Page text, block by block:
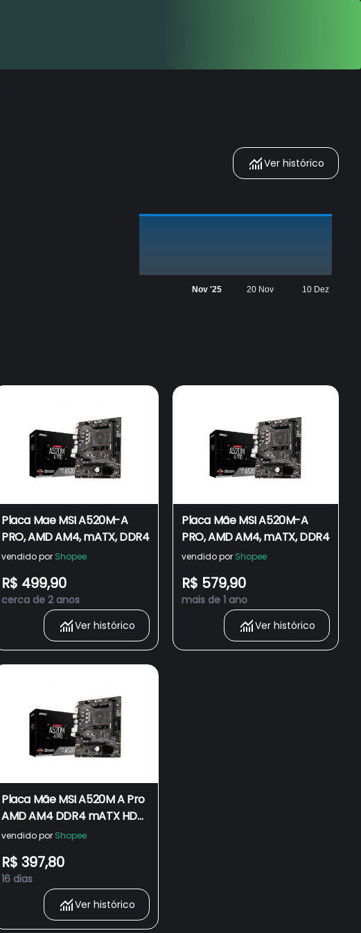
Ver histórico
Nov '25 20 Nov 10 Dez
Placa Mae MSI A520M-A
PRO, AMD AM4, mATX, DDR4
vendido por Shopee
R$ 499,90
cerca de 2 anos
Ver histórico
Placa Mãe MSI A520M-A
PRO, AMD AM4, mATX, DDR4
vendido por Shopee
R$ 579,90
mais de 1 ano
Ver histórico
Placa Mãe MSI A520M A Pro
AMD AM4 DDR4 mATX HDMI
DVI Ryzen 3000 4000 5000
vendido por Shopee
R$ 397,80
16 dias
Ver histórico